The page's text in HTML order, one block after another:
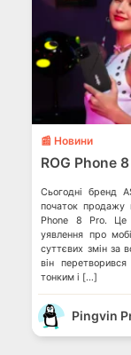
📰 Новини
ROG Phone 8
Сьогодні бренд
початок продажу
Phone 8 Pro. Це
уявлення про
суттєвих змін за
він
тонким і […]
Pingvin